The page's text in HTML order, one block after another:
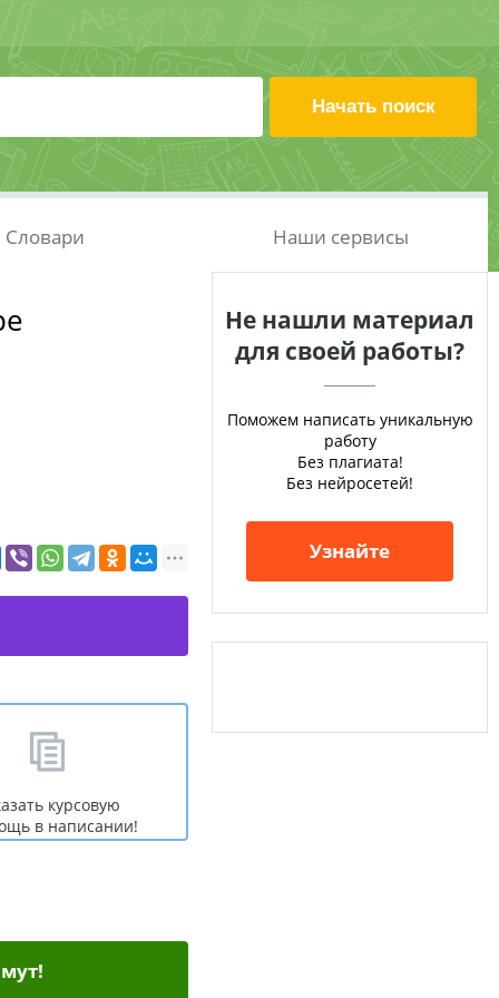
Словари Наши сервисы
курсовую
в написании!
Не нашли материал
для своей работы?
Поможем написать уникальную
работу
Без плагиата!
Без нейросетей!
Узнайте